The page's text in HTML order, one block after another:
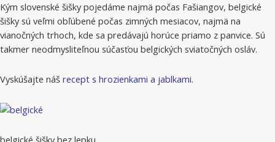
Kým slovenské šišky pojedáme najmä počas Fašiangov, belgické
šišky sú veľmi obľúbené počas zimných mesiacov, najmä na
vianočných trhoch, kde sa predávajú horúce priamo z panvice. Sú
takmer neodmysliteľnou súčasťou belgických sviatočných osláv.
Vyskúšajte náš recept s hrozienkami a jablkami.
belgické šišky bez lepku